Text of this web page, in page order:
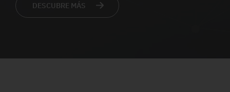
DESCUBRE MÁS